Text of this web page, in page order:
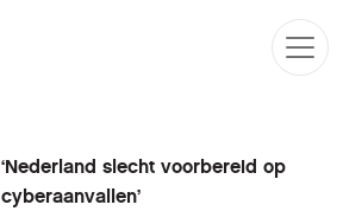
‘Nederland slecht voorbereid op
cyberaanvallen’